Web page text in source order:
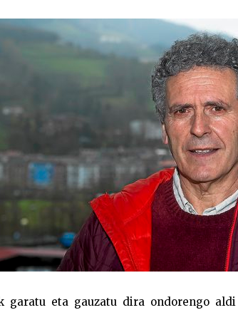
garatu eta gauzatu dira ondorengo